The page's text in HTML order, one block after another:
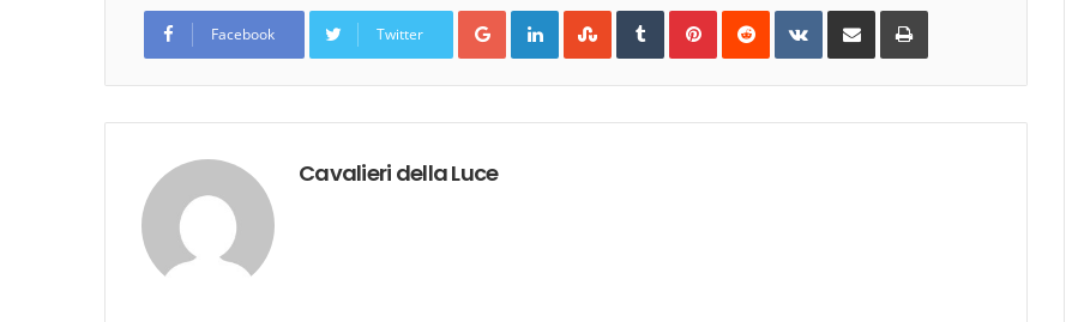
Facebook Twitter
Google+LinkedInStumbleUpon
TumblrPinterestReddit VKontakteShare
Email
Print
Cavalieri della Luce